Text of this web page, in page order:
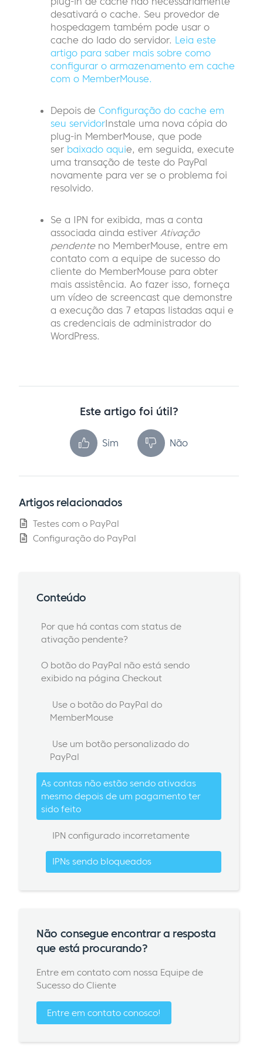
desativará o cache. Seu provedor de
hospedagem também pode usar o
cache do lado do servidor. Leia este
artigo para saber mais sobre como
configurar o armazenamento em cache
com o MemberMouse.
Depois de Configuração do cache em
seu servidorInstale uma nova cópia do
plug-in MemberMouse, que pode
ser baixado aquie, em seguida, execute
uma transação de teste do PayPal
novamente para ver se o problema foi
resolvido.
Se a IPN for exibida, mas a conta
associada ainda estiver Ativação
pendenteno MemberMouse, entre em
contato com a equipe de sucesso do
cliente do MemberMouse para obter
mais assistência. Ao fazer isso, forneça
um vídeo de screencast que demonstre
a execução das 7 etapas listadas aqui e
as credenciais de administrador do
WordPress.
Este artigo foi útil?
Sim Não
Artigos relacionados
Testes com o PayPal
Configuração do PayPal
Conteúdo
Por que há contas com status de
ativação pendente?
O botão do PayPal não está sendo
exibido na página Checkout
Use o botão do PayPal do
MemberMouse
Use um botão personalizado do
PayPal
As contas não estão sendo ativadas
mesmo depois de um pagamento ter
sido feito
IPN configurado incorretamente
IPNs sendo bloqueados
Não consegue encontrar a resposta
que está procurando?
Entre em contato com nossa Equipe de
Sucesso do Cliente
Entre em contato conosco!